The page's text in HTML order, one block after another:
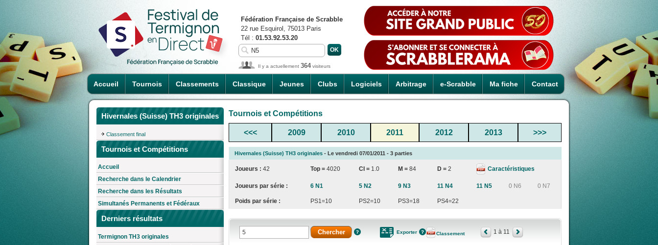
Accueil Tournois Classements Classique Jeunes Clubs Logiciels Arbitrage e-Scrabble Ma fiche Contact
Fédération Française de Scrabble
22 rue Esquirol, 75013 Paris
Tél : 01.53.92.53.20
Il y a actuellement 364visiteurs
Hivernales (Suisse) TH3 originales
Classement final
Tournois et Compétitions
Accueil
Recherche dans le Calendrier
Recherche dans les Résultats
Simultanés Permanents et Fédéraux
Derniers résultats
Termignon TH3 originales
Tournois et Compétitions
<<< 2009 2010 2011 2012 2013 >>>
Hivernales (Suisse) TH3 originales - Le vendredi 07/01/2011 - 3 parties
Joueurs : 42 Top = 4020 CI = 1.0 M = 84 D = 2 Caractéristiques
Joueurs par série : 6 N1 5 N2 9 N3 11 N4 11 N5 0 N6 0 N7
Poids par série : PS1=10 PS2=10 PS3=18 PS4=22
Exporter Classement 1 à 11